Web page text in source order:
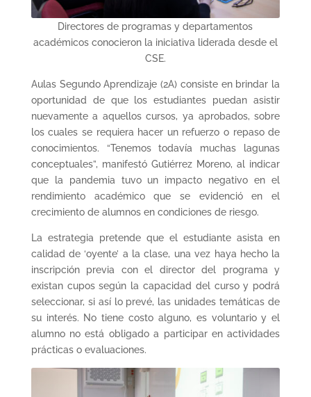
Directores de programas y departamentos
académicos conocieron la iniciativa liderada desde el
CSE.
Aulas Segundo Aprendizaje (2A) consiste en brindar la
oportunidad de que los estudiantes puedan asistir
nuevamente a aquellos cursos, ya aprobados, sobre
los cuales se requiera hacer un refuerzo o repaso de
conocimientos. “Tenemos todavía muchas lagunas
conceptuales”, manifestó Gutiérrez Moreno, al indicar
que la pandemia tuvo un impacto negativo en el
rendimiento académico que se evidenció en el
crecimiento de alumnos en condiciones de riesgo.
La estrategia pretende que el estudiante asista en
calidad de ‘oyente’ a la clase, una vez haya hecho la
inscripción previa con el director del programa y
existan cupos según la capacidad del curso y podrá
seleccionar, si así lo prevé, las unidades temáticas de
su interés. No tiene costo alguno, es voluntario y el
alumno no está obligado a participar en actividades
prácticas o evaluaciones.